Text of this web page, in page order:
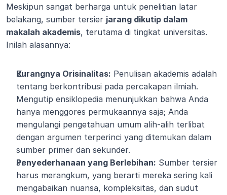
Meskipun sangat berharga untuk penelitian latar
belakang, sumber tersier jarang dikutip dalam
makalah akademis, terutama di tingkat universitas.
Inilah alasannya:
Kurangnya Orisinalitas: Penulisan akademis adalah
tentang berkontribusi pada percakapan ilmiah.
Mengutip ensiklopedia menunjukkan bahwa Anda
hanya menggores permukaannya saja; Anda
mengulangi pengetahuan umum alih-alih terlibat
dengan argumen terperinci yang ditemukan dalam
sumber primer dan sekunder.
Penyederhanaan yang Berlebihan: Sumber tersier
harus merangkum, yang berarti mereka sering kali
mengabaikan nuansa, kompleksitas, dan sudut